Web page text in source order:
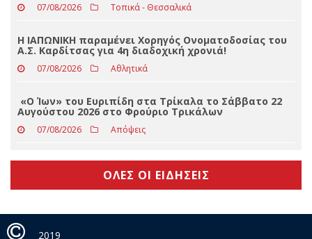
07/08/2026 Slider
Ξεσπά ο Τσιάκαλος: Δεν φτύνουμε στο πιάτο που
έχουμε φάει…
07/08/2026 Τοπικά - Θεσσαλικά
Η ΙΑΠΩΝΙΚΗ παραμένει Χορηγός Ονοματοδοσίας του
Α.Σ. Καρδίτσας για 4η διαδοχική χρονιά!
07/08/2026 Αθλητικά
«Ο Ίων» του Ευριπίδη στα Τρίκαλα το Σάββατο 22
Αυγούστου 2026 στο Φρούριο Τρικάλων
07/08/2026 Απόψεις